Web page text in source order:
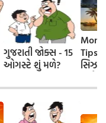
ગુજરાતી જોક્સ - 15
ઓગસ્ટે શું મળે?
Tips-
5